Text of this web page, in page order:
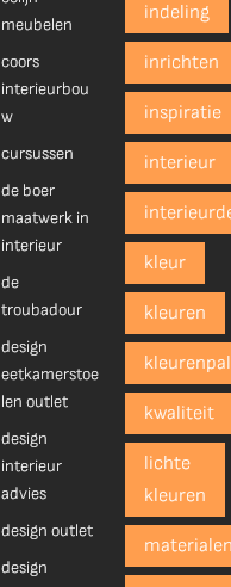
meubelen
coors
interieurbou
w
cursussen
de boer
maatwerk in
interieur
de
troubadour
design
eetkamerstoe
len outlet
design
interieur
advies
design outlet
design
indeling
inrichten
inspiratie
interieur
kleur
kleuren
kwaliteit
lichte
kleuren